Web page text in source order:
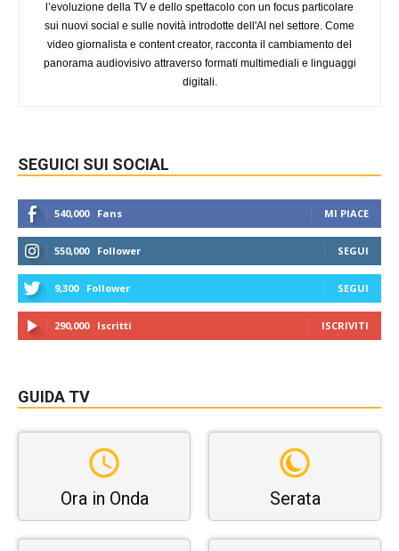
l’evoluzione della TV e dello spettacolo con un focus particolare
sui nuovi social e sulle novità introdotte dell'AI nel settore. Come
video giornalista e content creator, racconta il cambiamento del
panorama audiovisivo attraverso formati multimediali e linguaggi
digitali.
SEGUICI SUI SOCIAL
540,000 Fans MI PIACE
550,000 Follower SEGUI
9,300 Follower SEGUI
290,000 Iscritti ISCRIVITI
GUIDA TV
Ora in Onda Serata